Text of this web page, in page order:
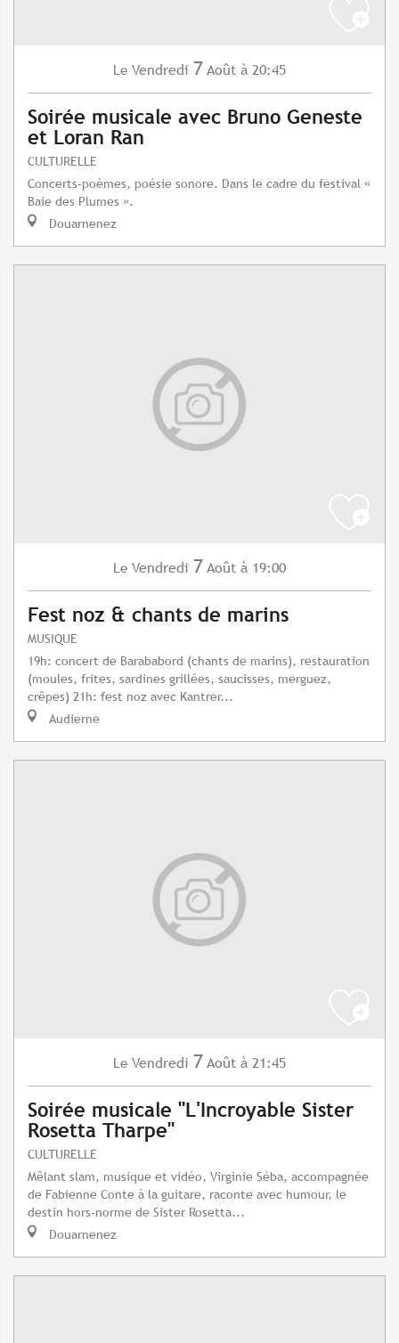
Le Vendredi 7 Août à 20:45
Soirée musicale avec Bruno Geneste
et Loran Ran
CULTURELLE
Concerts-poèmes, poésie sonore. Dans le cadre du festival «
Baie des Plumes ».
Douarnenez
Le Vendredi 7 Août à 19:00
Fest noz & chants de marins
MUSIQUE
19h: concert de Barababord (chants de marins), restauration
(moules, frites, sardines grillées, saucisses, merguez,
crêpes) 21h: fest noz avec Kantrer...
Audierne
Le Vendredi 7 Août à 21:45
Soirée musicale "L'Incroyable Sister
Rosetta Tharpe"
CULTURELLE
Mêlant slam, musique et vidéo, Virginie Séba, accompagnée
de Fabienne Conte à la guitare, raconte avec humour, le
destin hors-norme de Sister Rosetta...
Douarnenez